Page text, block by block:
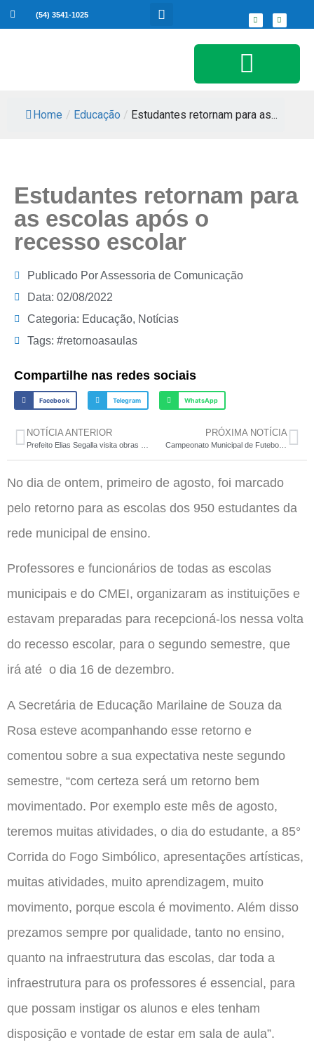
(54) 3541-1025
Home / Educação / Estudantes retornam para as...
Estudantes retornam para
as escolas após o
recesso escolar
Publicado PorAssessoria de Comunicação
Data: 02/08/2022
Categoria: Educação, Notícias
Tags: #retornoasaulas
Compartilhe nas redes sociais
Facebook Telegram WhatsApp
NOTÍCIA ANTERIOR PRÓXIMA NOTÍCIA
No dia de ontem, primeiro de agosto, foi marcado
pelo retorno para as escolas dos 950 estudantes da
rede municipal de ensino.
Professores e funcionários de todas as escolas
municipais e do CMEI, organizaram as instituições e
estavam preparadas para recepcioná-los nessa volta
do recesso escolar, para o segundo semestre, que
irá até o dia 16 de dezembro.
A Secretária de Educação Marilaine de Souza da
Rosa esteve acompanhando esse retorno e
comentou sobre a sua expectativa neste segundo
semestre, “com certeza será um retorno bem
movimentado. Por exemplo este mês de agosto,
teremos muitas atividades, o dia do estudante, a 85°
Corrida do Fogo Simbólico, apresentações artísticas,
muitas atividades, muito aprendizagem, muito
movimento, porque escola é movimento. Além disso
prezamos sempre por qualidade, tanto no ensino,
quanto na infraestrutura das escolas, dar toda a
infraestrutura para os professores é essencial, para
que possam instigar os alunos e eles tenham
disposição e vontade de estar em sala de aula”.